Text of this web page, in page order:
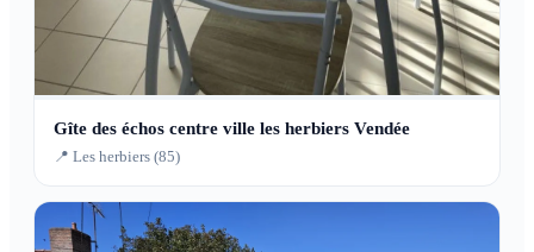
Gîte des échos centre ville les herbiers Vendée
📍 Les herbiers (85)